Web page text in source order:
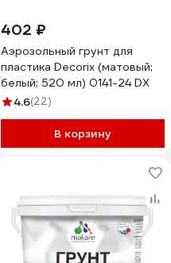
402 ₽
Аэрозольный грунт для
пластика Decorix (матовый;
белый; 520 мл) 0141-24 DX
4.6(22)
В корзину